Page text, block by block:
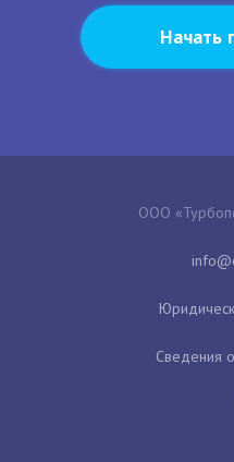
Начать
ООО
Сведения